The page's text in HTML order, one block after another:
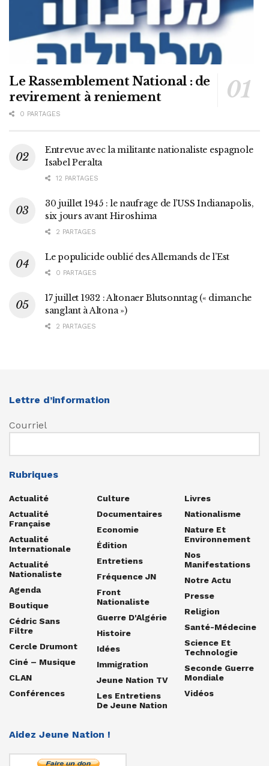
Le Rassemblement National : de
revirement à reniement
0 PARTAGES
Entrevue avec la militante nationaliste espagnole
Isabel Peralta
12 PARTAGES
30 juillet 1945 : le naufrage de l’USS Indianapolis,
six jours avant Hiroshima
2 PARTAGES
Le populicide oublié des Allemands de l’Est
0 PARTAGES
17 juillet 1932 : Altonaer Blutsonntag (« dimanche
sanglant à Altona »)
2 PARTAGES
Lettre d’information
Courriel
Rubriques
Actualité
Actualité
Française
Actualité
Internationale
Actualité
Nationaliste
Agenda
Boutique
Cédric Sans
Filtre
Cercle Drumont
Ciné – Musique
CLAN
Conférences
Culture
Documentaires
Economie
Édition
Entretiens
Fréquence JN
Front
Nationaliste
Guerre D'Algérie
Histoire
Idées
Immigration
Jeune Nation TV
Les Entretiens
De Jeune Nation
Livres
Nationalisme
Nature Et
Environnement
Nos
Manifestations
Notre Actu
Presse
Religion
Santé-Médecine
Science Et
Technologie
Seconde Guerre
Mondiale
Vidéos
Aidez Jeune Nation !